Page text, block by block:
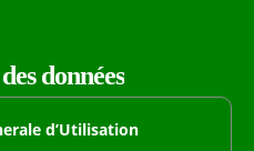
données
d’Utilisation